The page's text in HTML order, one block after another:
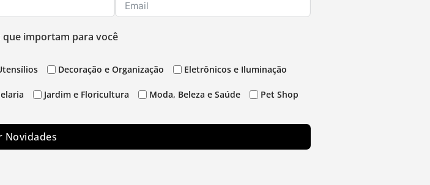
que importam para você
Decoração e Organização Eletrônicos e Iluminação
Jardim e Floricultura Moda, Beleza e Saúde Pet Shop
Novidades